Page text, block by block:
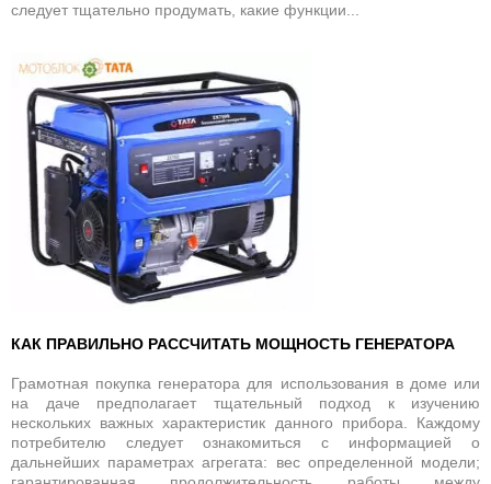
следует тщательно продумать, какие функции...
КАК ПРАВИЛЬНО РАССЧИТАТЬ МОЩНОСТЬ ГЕНЕРАТОРА
Грамотная покупка генератора для использования в доме или
на даче предполагает тщательный подход к изучению
нескольких важных характеристик данного прибора. Каждому
потребителю следует ознакомиться с информацией о
дальнейших параметрах агрегата: вес определенной модели;